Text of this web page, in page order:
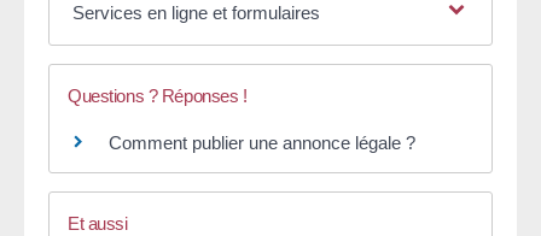
Services en ligne et formulaires
Questions ? Réponses !
Comment publier une annonce légale ?
Et aussi